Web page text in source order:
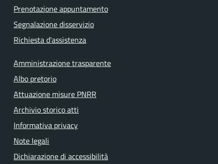
Prenotazione appuntamento
Segnalazione disservizio
Richiesta d'assistenza
Amministrazione trasparente
Albo pretorio
Attuazione misure PNRR
Archivio storico atti
Informativa privacy
Note legali
Dichiarazione di accessibilità